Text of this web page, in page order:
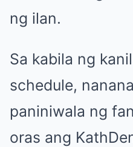
ng ilan.
Sa kabila ng
schedule,
paniniwala ng
oras ang